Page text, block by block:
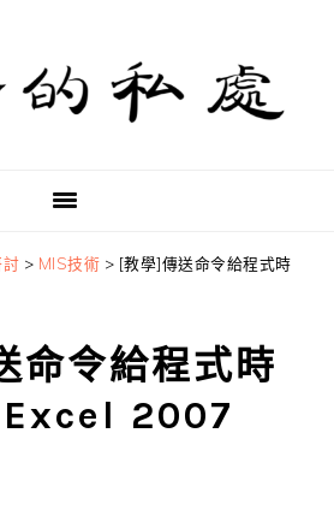
討 > MIS技術 > [教學]傳送命令給程式時
命令給程式時
2007